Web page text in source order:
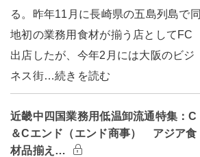
る。昨年11月に長崎県の五島列島で同
地初の業務用食材が揃う店としてFC
出店したが、今年2月には大阪のビジ
ネス街…続きを読む
近畿中四国業務用低温卸流通特集：C
＆Cエンド（エンド商事） アジア食
材品揃え…